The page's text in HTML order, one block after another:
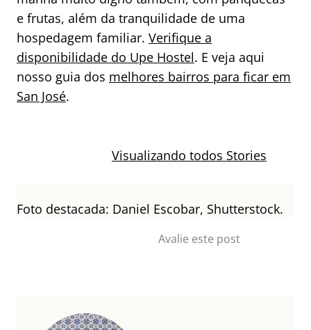
e frutas, além da tranquilidade de uma
hospedagem familiar. Verifique a
disponibilidade do Upe Hostel. E veja aqui
nosso guia dos melhores bairros para ficar em
San José.
Visualizando todos Stories
viagem para
Viagem para a
Foto destacada: Daniel Escobar, Shutterstock.
Avalie este post